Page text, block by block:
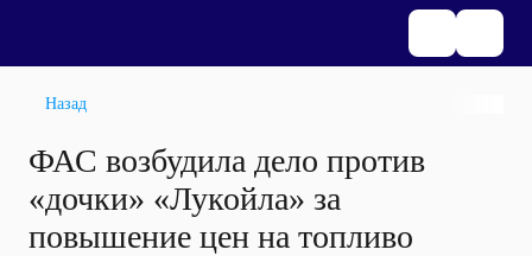
Назад
ФАС возбудила дело против
«дочки» «Лукойла» за
повышение цен на топливо